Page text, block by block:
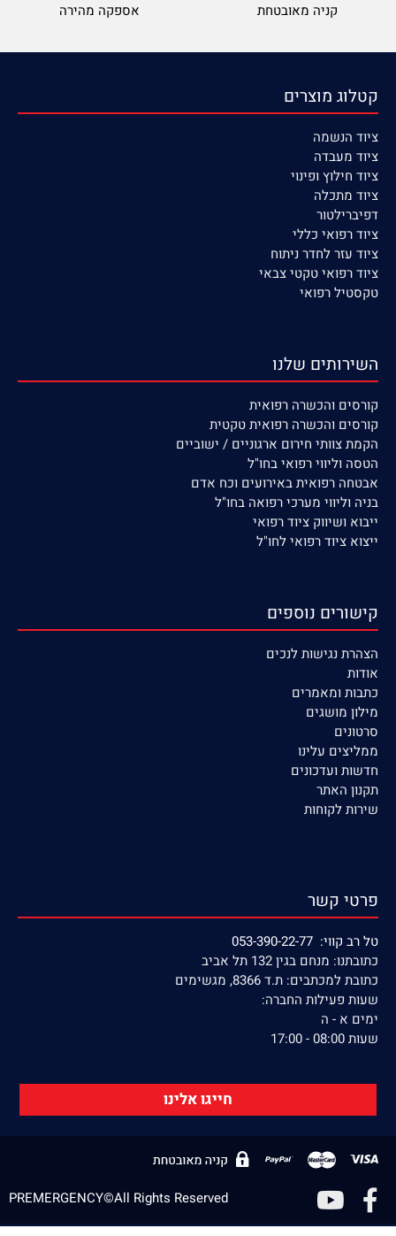
קניה מאובטחת אספקה מהירה
קטלוג מוצרים
ציוד הנשמה
ציוד מעבדה
ציוד חילוץ ופינוי
ציוד מתכלה
דפיברילטור
ציוד רפואי כללי
ציוד עזר לחדר ניתוח
ציוד רפואי טקטי צבאי
טקסטיל רפואי
השירותים שלנו
קורסים והכשרה רפואית
קורסים והכשרה רפואית טקטית
הקמת צוותי חירום ארגוניים / ישוביים
הטסה וליווי רפואי בחו"ל
אבטחה רפואית באירועים וכח אדם
בניה וליווי מערכי רפואה בחו"ל
ייבוא ושיווק ציוד רפואי
ייצוא ציוד רפואי לחו"ל
קישורים נוספים
הצהרת נגישות לנכים
אודות
כתבות ומאמרים
מילון מושגים
סרטונים
ממליצים עלינו
חדשות ועדכונים
תקנון האתר
שירות לקוחות
פרטי קשר
טל רב קווי: 053-390-22-77
כתובתנו: מנחם בגין 132 תל אביב
כתובת למכתבים: ת.ד 8366, מגשימים
שעות פעילות החברה:
ימים א - ה
שעות 08:00 - 17:00
חייגו אלינו
PREMERGENCY©All Rights Reserved